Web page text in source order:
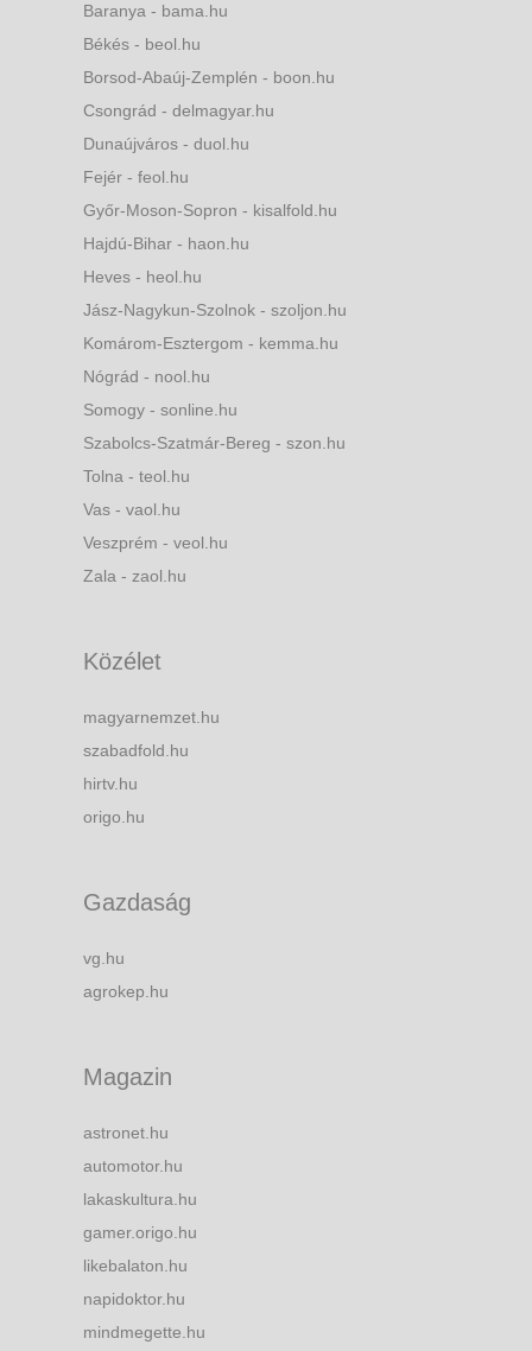
Baranya - bama.hu
Békés - beol.hu
Borsod-Abaúj-Zemplén - boon.hu
Csongrád - delmagyar.hu
Dunaújváros - duol.hu
Fejér - feol.hu
Győr-Moson-Sopron - kisalfold.hu
Hajdú-Bihar - haon.hu
Heves - heol.hu
Jász-Nagykun-Szolnok - szoljon.hu
Komárom-Esztergom - kemma.hu
Nógrád - nool.hu
Somogy - sonline.hu
Szabolcs-Szatmár-Bereg - szon.hu
Tolna - teol.hu
Vas - vaol.hu
Veszprém - veol.hu
Zala - zaol.hu
Közélet
magyarnemzet.hu
szabadfold.hu
hirtv.hu
origo.hu
Gazdaság
vg.hu
agrokep.hu
Magazin
astronet.hu
automotor.hu
lakaskultura.hu
gamer.origo.hu
likebalaton.hu
napidoktor.hu
mindmegette.hu